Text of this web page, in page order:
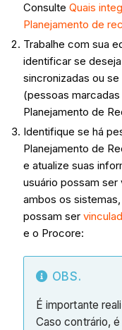
Consulte Quais
Planejamento de
Trabalhe com sua
identificar se
sincronizadas ou
(pessoas
Planejamento de
Identifique se há
Planejamento de
e atualize suas
usuário possam ser
ambos os
possam ser
e o Procore:
OBS.
É importante
Caso contrário,